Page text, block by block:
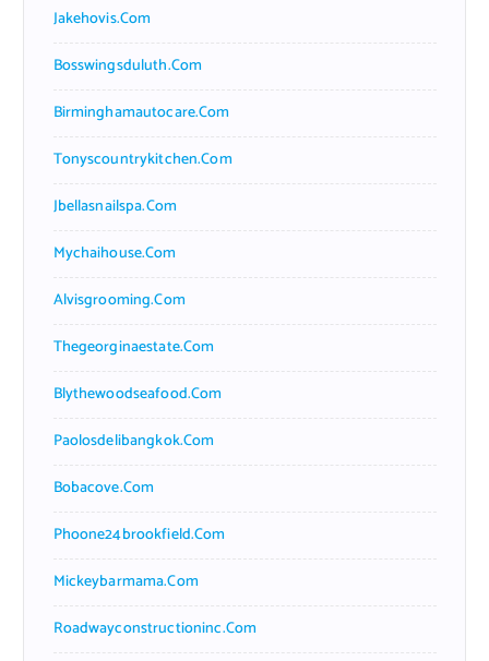
Jakehovis.com
Bosswingsduluth.com
Birminghamautocare.com
Tonyscountrykitchen.com
Jbellasnailspa.com
Mychaihouse.com
Alvisgrooming.com
Thegeorginaestate.com
Blythewoodseafood.com
Paolosdelibangkok.com
Bobacove.com
Phoone24brookfield.com
Mickeybarmama.com
Roadwayconstructioninc.com